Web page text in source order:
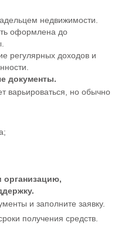
недвижимости.
оформлена до
регулярных доходов и
документы.
варьироваться, но обычно
организацию,
и заполните заявку.
получения средств.